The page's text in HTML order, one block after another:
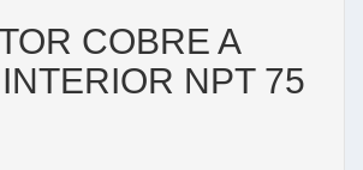
COBRE A
NPT 75